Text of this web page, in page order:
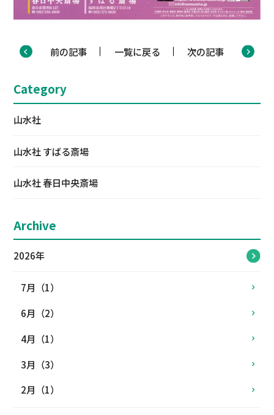
前の記事 一覧に戻る 次の記事
Category
山水社
山水社 すばる斎場
山水社 春日中央斎場
Archive
2026年
7月（1）
6月（2）
4月（1）
3月（3）
2月（1）